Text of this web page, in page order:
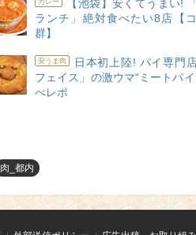
カレー
【池袋】安くてうまい!
ランチ」絶対食べたい8店【
群】
安うま肉
日本初上陸! パイ専門
フェイス」の激ウマ“ミートパイ
べレポ
肉_都内